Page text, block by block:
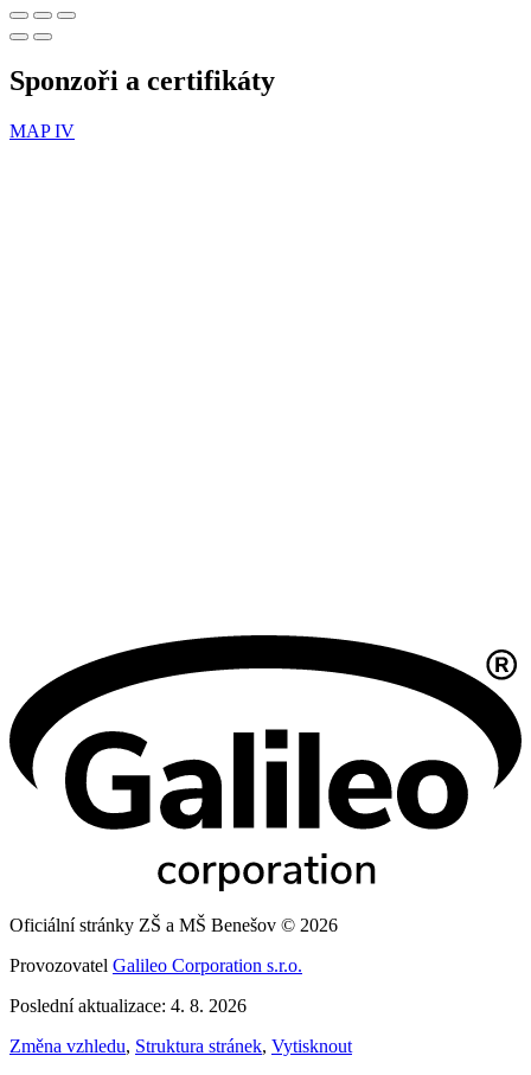
Sponzoři a certifikáty
MAP IV
Oficiální stránky ZŠ a MŠ Benešov © 2026
Provozovatel Galileo Corporation s.r.o.
Poslední aktualizace: 4. 8. 2026
Změna vzhledu, Struktura stránek, Vytisknout